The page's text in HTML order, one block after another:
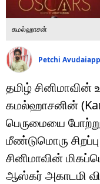
கமல்ஹாசன்
Petchi
தமிழ்
கமல்ஹாசனின்
பெருமையை
மீண்டுமொரு
சினிமாவின்
ஆஸ்கர் அகாடமி